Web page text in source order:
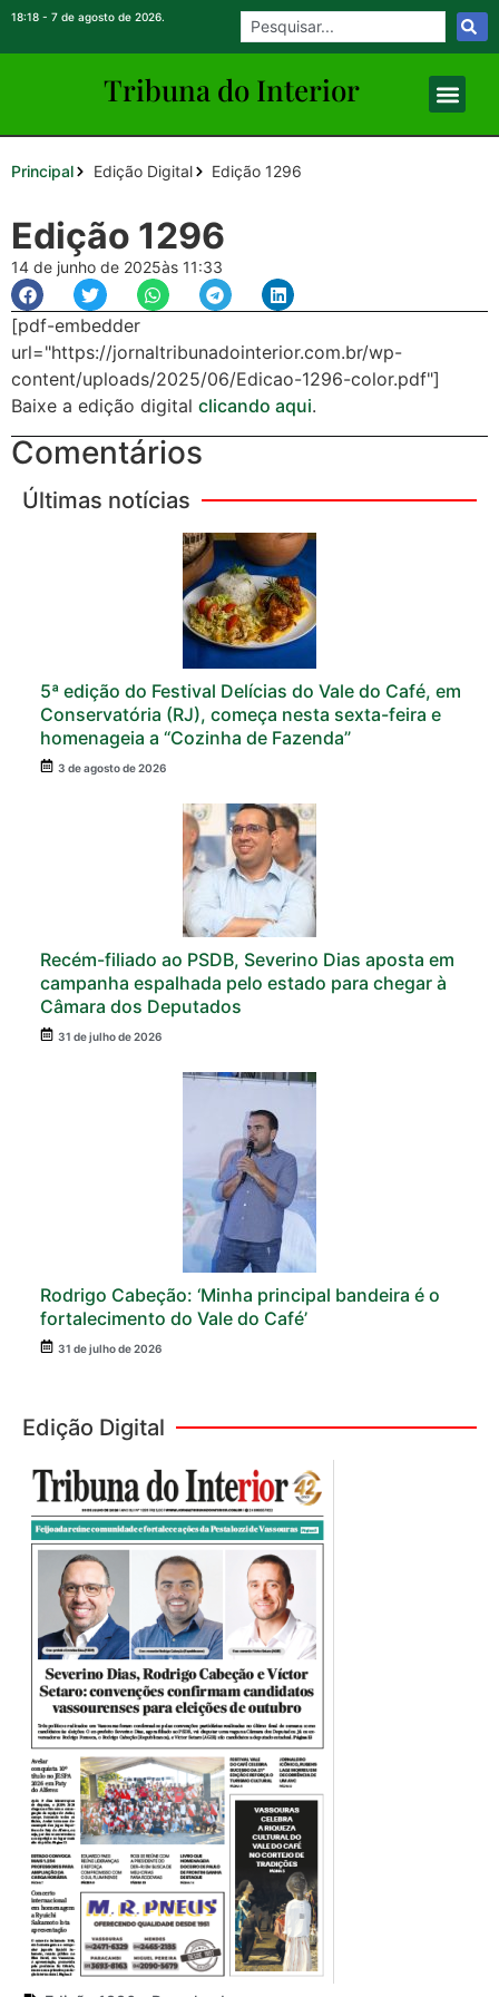
18:18 - 7 de agosto de 2026.
Tribuna do Interior
Principal Edição Digital Edição 1296
Edição 1296
14 de junho de 2025às 11:33
[pdf-embedder
url="https://jornaltribunadointerior.com.br/wp-
content/uploads/2025/06/Edicao-1296-color.pdf"]
Baixe a edição digital clicando aqui.
Comentários
Últimas notícias
5ª edição do Festival Delícias do Vale do Café, em
Conservatória (RJ), começa nesta sexta-feira e
homenageia a “Cozinha de Fazenda”
3 de agosto de 2026
Recém-filiado ao PSDB, Severino Dias aposta em
campanha espalhada pelo estado para chegar à
Câmara dos Deputados
31 de julho de 2026
Rodrigo Cabeção: ‘Minha principal bandeira é o
fortalecimento do Vale do Café’
31 de julho de 2026
Edição Digital